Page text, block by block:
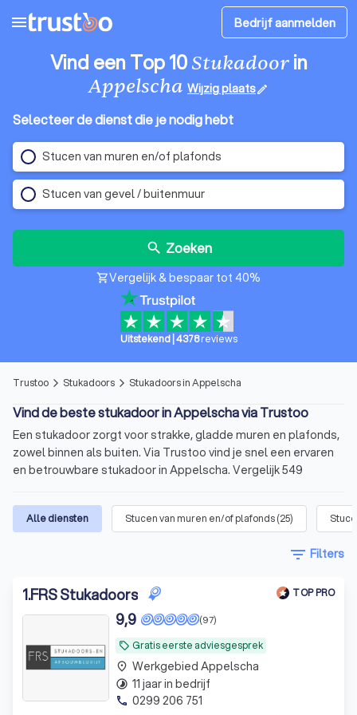
menu Bedrijf aanmelden
Vind een Top 10Stukadoorin
Appelscha Wijzig plaatsedit
Selecteer de dienst die je nodig hebt
Stucen van muren en/of plafonds
Stucen van gevel / buitenmuur
search Zoeken
shopping_cartVergelijk & bespaar tot 40%
Uitstekend| 4378 reviews
Trustoo arrow_forward_ios Stukadoors arrow_forward_ios Stukadoors in Appelscha
Vind de beste stukadoor in Appelscha via Trustoo
Een stukadoor zorgt voor strakke, gladde muren en plafonds,
zowel binnen als buiten. Via Trustoo vind je snel een ervaren
en betrouwbare stukadoor in Appelscha. Vergelijk 549
Trustoo-score van 8.8. Lees 1000+ betrouwbare reviews van
eerdere klanten en ontvang meerdere offertes, afgestemd
In het kort
Professioneel stucwerkvoor muren, plafonds en
Prijzen vanaf€ 15,- per m2.
Vergelijk stukadoorsop basis van kosten, aanbod
en beschikbaarheid.
Alle diensten Stucen van muren en/of plafonds(25)
filter_list Filters
1.FRS Stukadoors TOP PRO
local_offer Gratis eerste adviesgesprek
(97)
9,9
place Werkgebied Appelscha
timelapse 11 jaar in bedrijf
phone 0299 206 751